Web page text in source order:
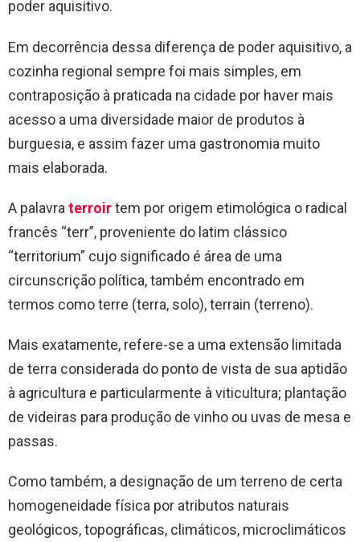
poder aquisitivo.
Em decorrência dessa diferença de poder aquisitivo, a
cozinha regional sempre foi mais simples, em
contraposição à praticada na cidade por haver mais
acesso a uma diversidade maior de produtos à
burguesia, e assim fazer uma gastronomia muito
mais elaborada.
A palavra terroirtem por origem etimológica o radical
francês “terr”, proveniente do latim clássico
“territorium” cujo significado é área de uma
circunscrição política, também encontrado em
termos como terre (terra, solo), terrain (terreno).
Mais exatamente, refere-se a uma extensão limitada
de terra considerada do ponto de vista de sua aptidão
à agricultura e particularmente à viticultura; plantação
de videiras para produção de vinho ou uvas de mesa e
passas.
Como também, a designação de um terreno de certa
homogeneidade física por atributos naturais
geológicos, topográficas, climáticos, microclimáticos